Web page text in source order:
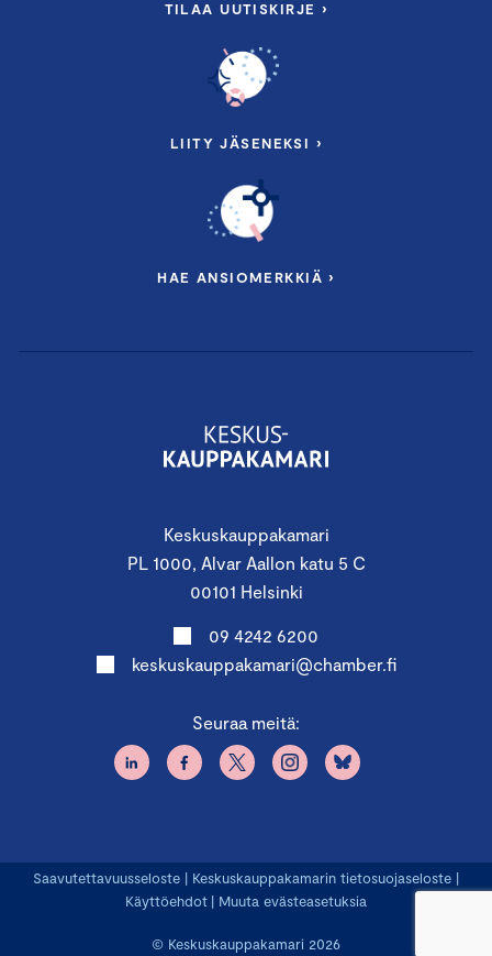
Keskuskauppakamari
PL 1000, Alvar Aallon katu 5 C
00101 Helsinki
09 4242 6200
keskuskauppakamari@chamber.fi
Seuraa meitä:
TILAA UUTISKIRJE ›
LIITY JÄSENEKSI ›
HAE ANSIOMERKKIÄ ›
© Keskuskauppakamari 2026
Saavutettavuusseloste | Keskuskauppakamarin tietosuojaseloste |
Käyttöehdot | Muuta evästeasetuksia